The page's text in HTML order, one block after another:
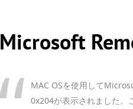
Microsoft
MAC OSを使用して
0x204が表示されました。